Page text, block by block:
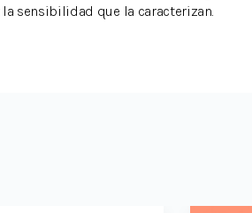
sensibilidad que la caracterizan.